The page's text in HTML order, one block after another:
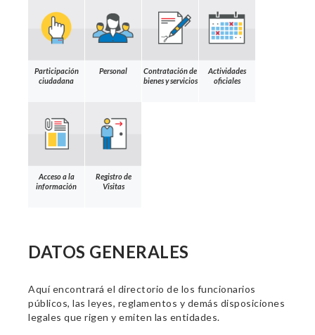
Participación
ciudadana
Personal
Contratación de
bienes y servicios
Actividades
oficiales
Acceso a la
información
Registro de
Visitas
DATOS GENERALES
Aquí encontrará el directorio de los funcionarios
públicos, las leyes, reglamentos y demás disposiciones
legales que rigen y emiten las entidades.